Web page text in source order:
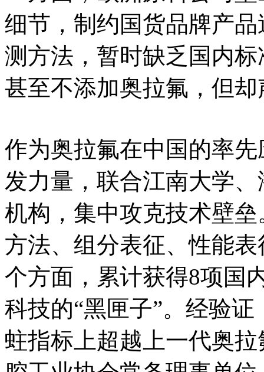
细节，制约国货品牌产
测方法，暂时缺乏国内
甚至不添加奥拉氟，但
作为奥拉氟在中国的率
发力量，联合江南大学
机构，集中攻克技术壁
方法、组分表征、性能
个方面，累计获得8项国
科技的“黑匣子”。经验
蛀指标上超越上一代奥